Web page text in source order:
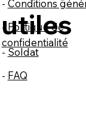
utiles
-Conditions
-Politique de
confidentialité
-Soldat
- FAQ